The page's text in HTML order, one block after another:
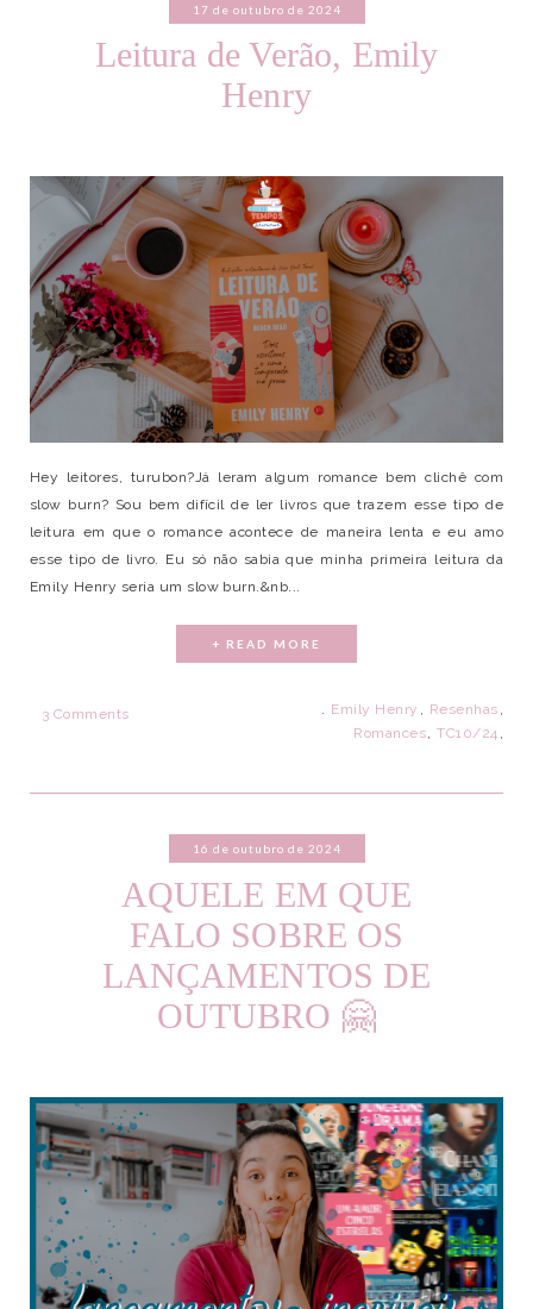
17 de outubro de 2024
Leitura de Verão, Emily
Henry
Hey leitores, turubon?Já leram algum romance bem clichê com
slow burn? Sou bem difícil de ler livros que trazem esse tipo de
leitura em que o romance acontece de maneira lenta e eu amo
esse tipo de livro. Eu só não sabia que minha primeira leitura da
Emily Henry seria um slow burn.&nb...
+ READ MORE
3 Comments . Emily Henry , Resenhas ,
Romances, TC10/24 ,
16 de outubro de 2024
AQUELE EM QUE
FALO SOBRE OS
LANÇAMENTOS DE
OUTUBRO 🤗